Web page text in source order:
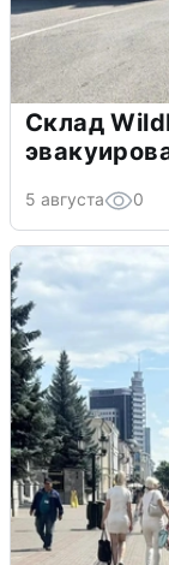
Склад
5 августа 0